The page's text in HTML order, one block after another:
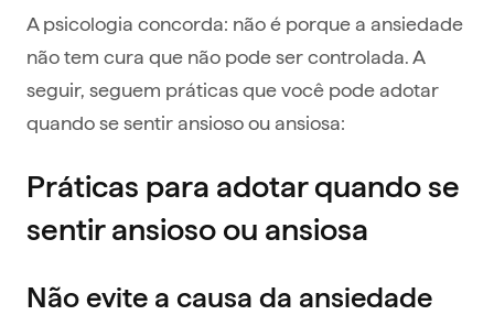
A psicologia concorda: não é porque a ansiedade
não tem cura que não pode ser controlada. A
seguir, seguem práticas que você pode adotar
quando se sentir ansioso ou ansiosa:
Práticas para adotar quando se
sentir ansioso ou ansiosa
Não evite a causa da ansiedade